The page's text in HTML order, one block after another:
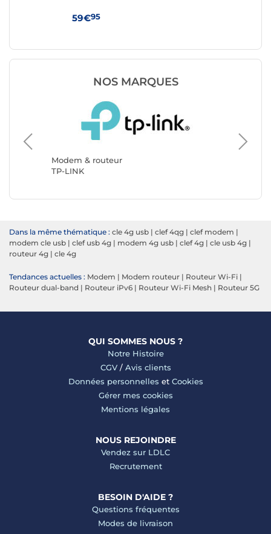
59€95
NOS MARQUES
Modem & routeur
TP-LINK
ASUS
Dans la même thématique : cle 4g usb | clef 4qg | clef modem |
modem cle usb | clef usb 4g | modem 4g usb | clef 4g | cle usb 4g |
routeur 4g | cle 4g
Tendances actuelles : Modem | Modem routeur | Routeur Wi-Fi |
Routeur dual-band | Routeur iPv6 | Routeur Wi-Fi Mesh | Routeur 5G
QUI SOMMES NOUS ?
Notre Histoire
CGV/ Avis clients
Données personnelles et Cookies
Gérer mes cookies
Mentions légales
NOUS REJOINDRE
Vendez sur LDLC
Recrutement
BESOIN D'AIDE ?
Questions fréquentes
Modes de livraison